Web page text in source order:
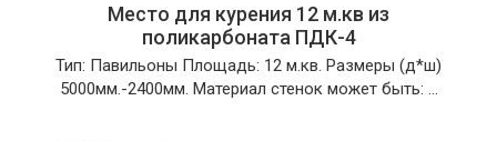
Место для курения 12 м.кв из
поликарбоната ПДК-4
Тип: Павильоны Площадь: 12 м.кв. Размеры (д*ш)
5000мм.-2400мм. Материал стенок может быть: ...